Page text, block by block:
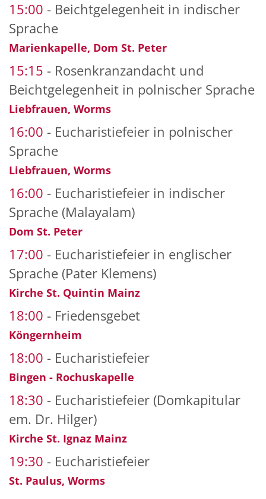
15:00
Beichtgelegenheit in indischer
Sprache
Marienkapelle, Dom St. Peter
15:15
Rosenkranzandacht und
Beichtgelegenheit in polnischer Sprache
Liebfrauen, Worms
16:00
Eucharistiefeier in polnischer
Sprache
Liebfrauen, Worms
16:00
Eucharistiefeier in indischer
Sprache (Malayalam)
Dom St. Peter
17:00
Eucharistiefeier in englischer
Sprache (Pater Klemens)
Kirche St. Quintin Mainz
18:00 Friedensgebet
Köngernheim
18:00 Eucharistiefeier
Bingen - Rochuskapelle
18:30
Eucharistiefeier (Domkapitular
em. Dr. Hilger)
Kirche St. Ignaz Mainz
19:30 Eucharistiefeier
St. Paulus, Worms